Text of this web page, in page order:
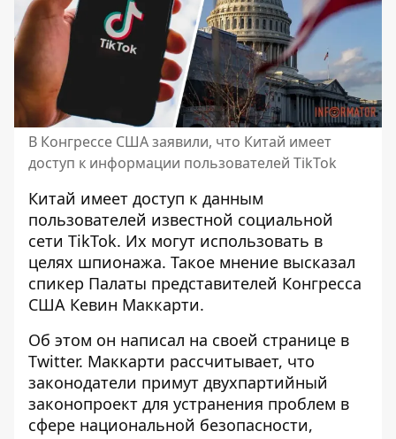
В Конгрессе США заявили, что Китай имеет
доступ к информации пользователей TikTok
Китай имеет доступ к данным
пользователей известной социальной
сети TikTok. Их могут использовать в
целях шпионажа. Такое мнение высказал
спикер Палаты представителей Конгресса
США Кевин Маккарти.
Об этом он написал на своей странице в
Twitter. Маккарти рассчитывает, что
законодатели примут двухпартийный
законопроект для устранения проблем в
сфере национальной безопасности,